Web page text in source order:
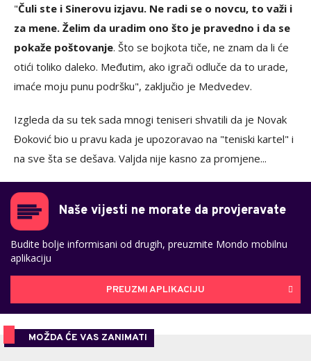
"Čuli ste i Sinerovu izjavu. Ne radi se o novcu, to važi i
za mene. Želim da uradim ono što je pravedno i da se
pokaže poštovanje. Što se bojkota tiče, ne znam da li će
otići toliko daleko. Međutim, ako igrači odluče da to urade,
imaće moju punu podršku", zaključio je Medvedev.
Izgleda da su tek sada mnogi teniseri shvatili da je Novak
Đoković bio u pravu kada je upozoravao na "teniski kartel" i
na sve šta se dešava. Valjda nije kasno za promjene...
Naše vijesti ne morate da provjeravate
Budite bolje informisani od drugih, preuzmite Mondo mobilnu
aplikaciju
PREUZMI APLIKACIJU
MOŽDA ĆE VAS ZANIMATI